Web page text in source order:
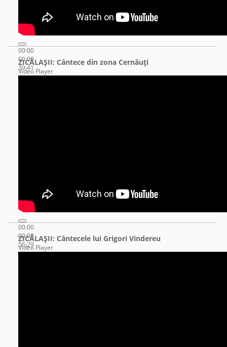
00:00
00:00
39:41
ZICĂLAŞII: Cântece din zona Cernăuţi
Video Player
00:00
00:00
56:29
ZICĂLAŞII: Cântecele lui Grigori Vindereu
Video Player